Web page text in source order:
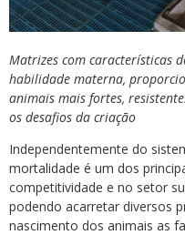
Matrizes com características
habilidade materna,
animais mais fortes,
os desafios da criação
Independentemente do
mortalidade é um dos
competitividade e no setor
podendo acarretar diversos
nascimento dos animais as